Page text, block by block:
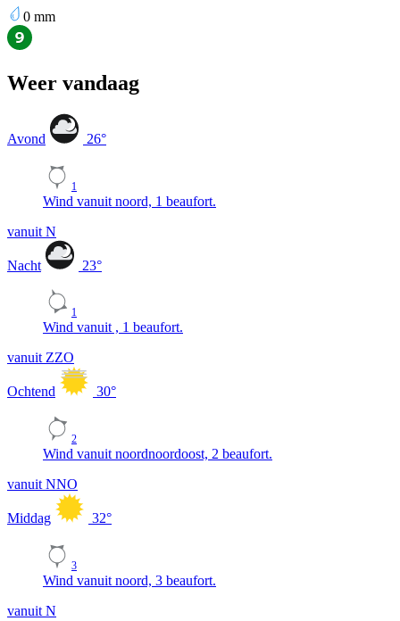
0 mm
Weer vandaag
Avond 26°
1
Wind vanuit noord, 1 beaufort.
vanuit N
Nacht 23°
1
Wind vanuit , 1 beaufort.
vanuit ZZO
Ochtend 30°
2
Wind vanuit noordnoordoost, 2 beaufort.
vanuit NNO
Middag 32°
3
Wind vanuit noord, 3 beaufort.
vanuit N